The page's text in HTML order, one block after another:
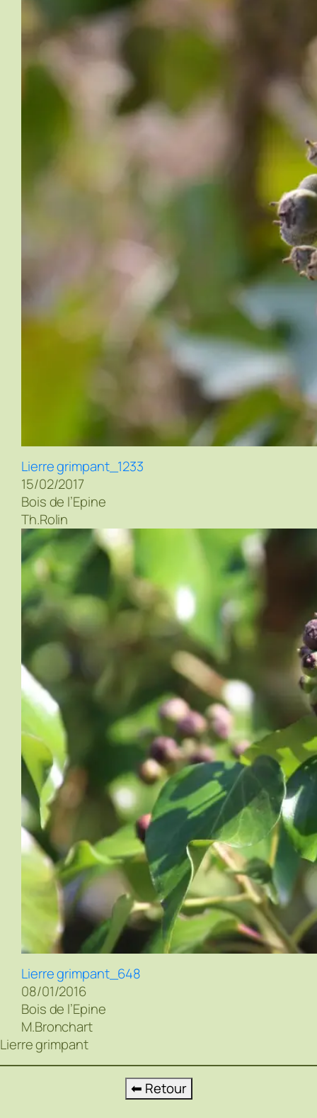
Lierre grimpant_1233
15/02/2017
Bois de l’Epine
Th.Rolin
Lierre grimpant_648
08/01/2016
Bois de l’Epine
M.Bronchart
Lierre grimpant
⬅ Retour